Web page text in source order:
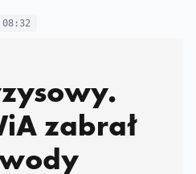
08:32
zabrał